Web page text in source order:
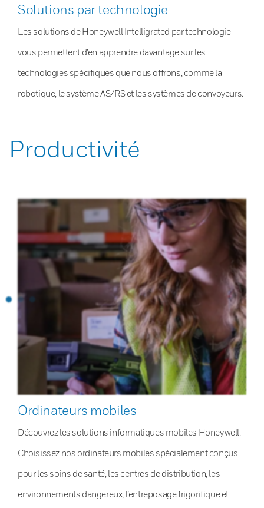
Solutions par technologie
Les solutions de Honeywell Intelligrated par technologie
vous permettent d’en apprendre davantage sur les
technologies spécifiques que nous offrons, comme la
robotique, le système AS/RS et les systèmes de convoyeurs.
Productivité
Ordinateurs mobiles
Découvrez les solutions informatiques mobiles Honeywell.
Choisissez nos ordinateurs mobiles spécialement conçus
pour les soins de santé, les centres de distribution, les
environnements dangereux, l’entreposage frigorifique et